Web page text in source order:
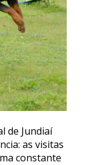
de Jundiaí
as visitas
constante